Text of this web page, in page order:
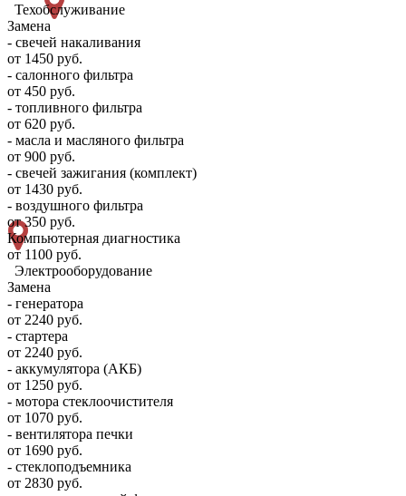
Техобслуживание
Замена
- свечей накаливания
от 1450 руб.
- салонного фильтра
от 450 руб.
- топливного фильтра
от 620 руб.
- масла и масляного фильтра
от 900 руб.
- свечей зажигания (комплект)
от 1430 руб.
- воздушного фильтра
от 350 руб.
Компьютерная диагностика
от 1100 руб.
Электрооборудование
Замена
- генератора
от 2240 руб.
- стартера
от 2240 руб.
- аккумулятора (АКБ)
от 1250 руб.
- мотора стеклоочистителя
от 1070 руб.
- вентилятора печки
от 1690 руб.
- стеклоподъемника
от 2830 руб.